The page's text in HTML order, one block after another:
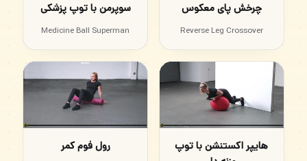
چرخش پای معکوس
Reverse Leg Crossover
سوپرمن با توپ پزشکی
Medicine Ball Superman
هایپر اکستنشن با توپ
رول فوم کمر